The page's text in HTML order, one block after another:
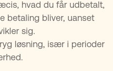
hvad du får udbetalt,
betaling bliver, uanset
sig.
løsning, især i perioder